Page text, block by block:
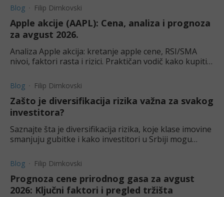
Blog Filip Dimkovski
Apple akcije (AAPL): Cena, analiza i prognoza
za avgust 2026.
Analiza Apple akcija: kretanje apple cene, RSI/SMA
nivoi, faktori rasta i rizici. Praktičan vodič kako kupiti
Blog Filip Dimkovski
Zašto je diversifikacija rizika važna za svakog
investitora?
Saznajte šta je diversifikacija rizika, koje klase imovine
smanjuju gubitke i kako investitori u Srbiji mogu
Blog Filip Dimkovski
Prognoza cene prirodnog gasa za avgust
2026: Ključni faktori i pregled tržišta